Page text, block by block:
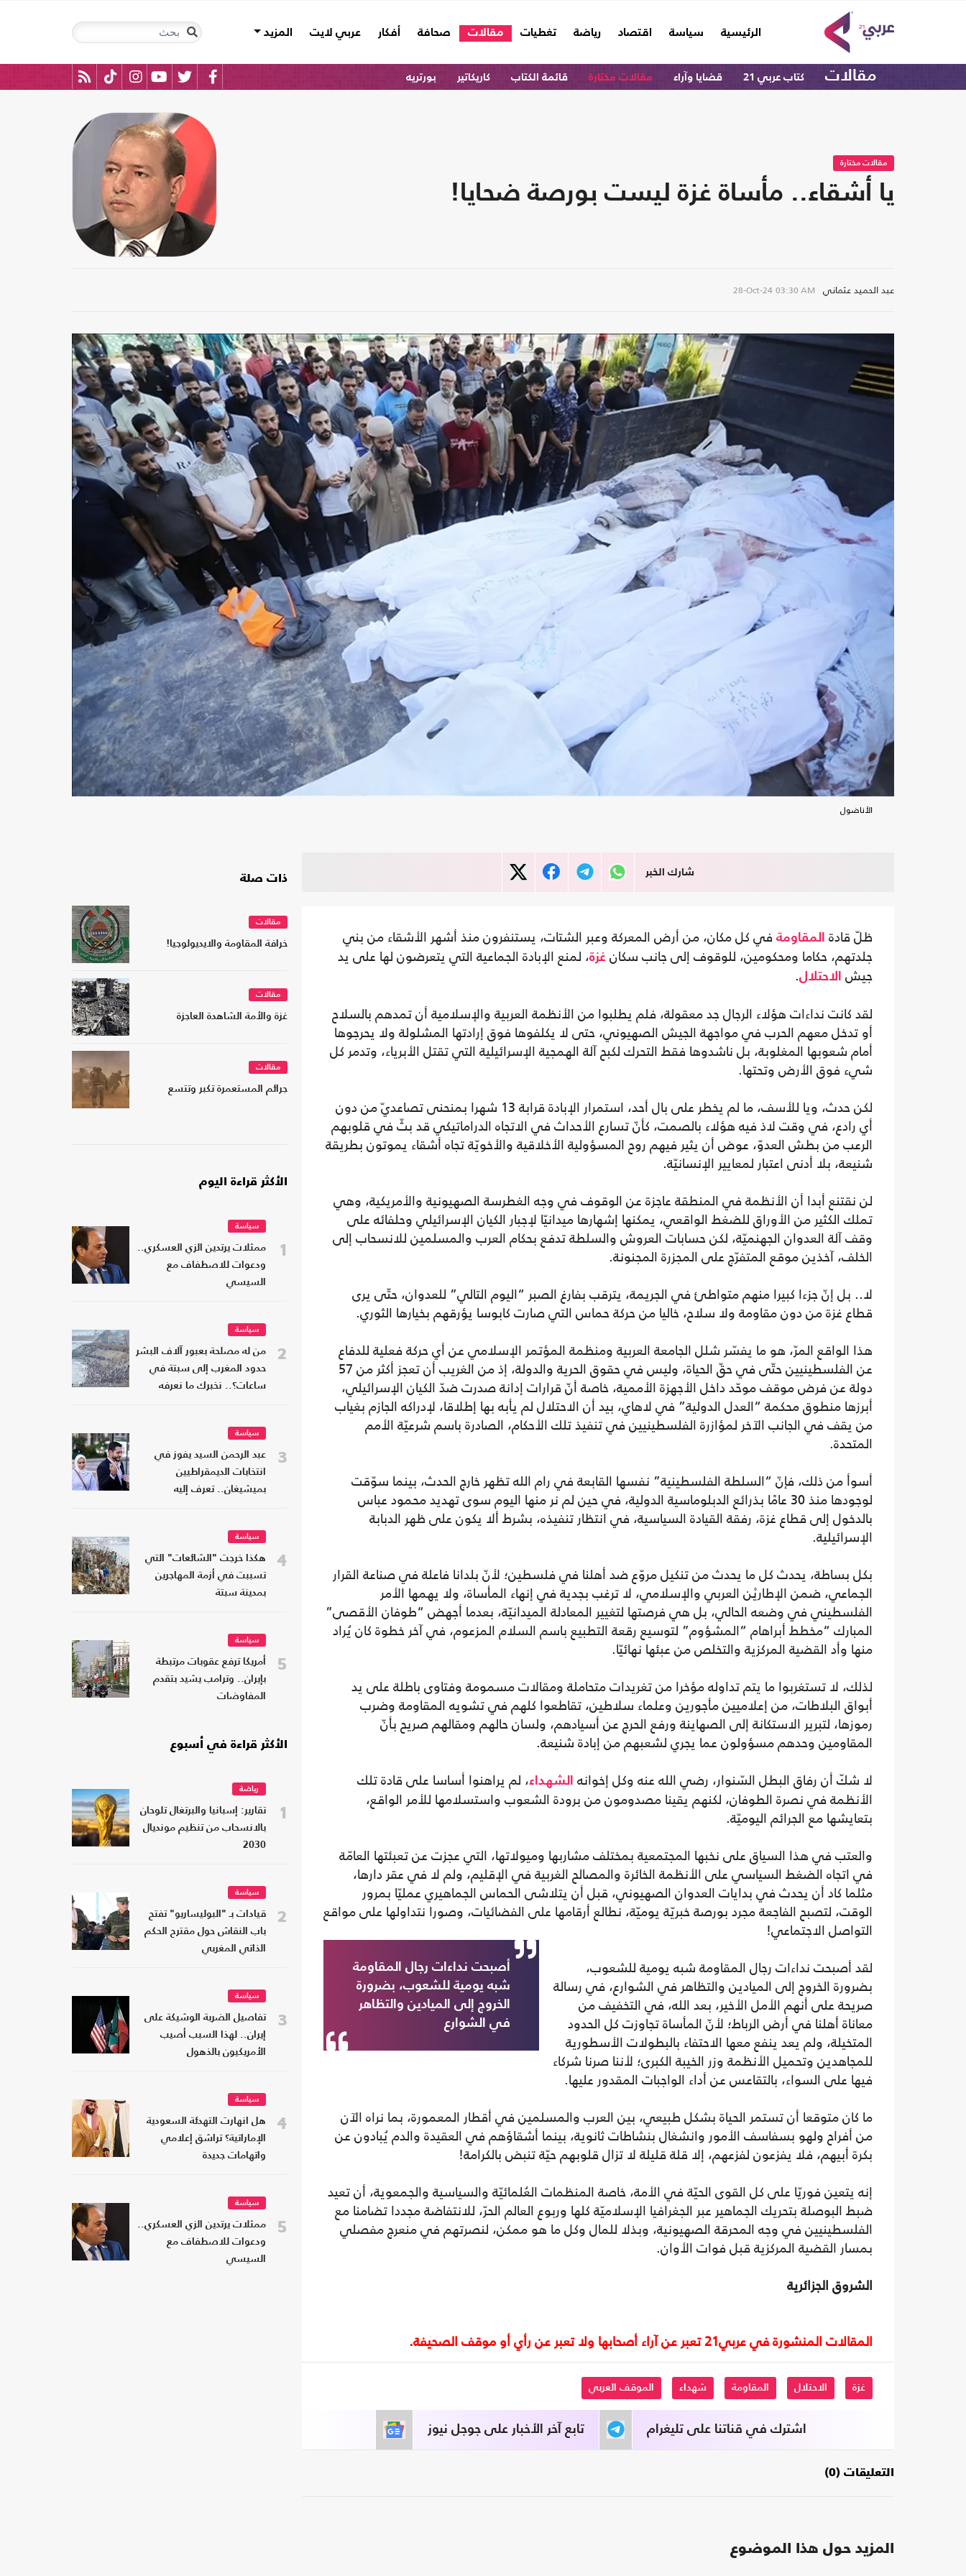
الرئيسية
(current) سياسة اقتصاد رياضة تغطيات مقالات صحافة أفكار عربي لايت المزيد
مقالات كتاب عربي 21 قضايا وآراء مقالات مختارة قائمة الكتاب كاريكاتير بورتريه
مقالات مختارة
يا أشقاء.. مأساة غزة ليست بورصة ضحايا!
عبد الحميد عثماني 28-Oct-24 03:30 AM
الأناضول
شارك الخبر
ظلّ قادة المقاومة في كل مكان، من أرض المعركة وعبر الشتات، يستنفرون منذ أشهر الأشقاء من بني
جلدتهم، حكاما ومحكومين، للوقوف إلى جانب سكان غزة، لمنع الإبادة الجماعية التي يتعرضون لها على يد
جيش
الاحتلال.
لقد كانت نداءات هؤلاء الرجال جد معقولة، فلم يطلبوا من الأنظمة العربية والإسلامية أن تمدهم بالسلاح
أو تدخل معهم الحرب في مواجهة الجيش الصهيوني، حتى لا يكلفوها فوق إرادتها المشلولة ولا يحرجوها
أمام شعوبها المغلوبة، بل ناشدوها فقط التحرك لكبح آلة الهمجية الإسرائيلية التي تقتل الأبرياء، وتدمر كل
شيء فوق الأرض وتحتها.
لكن حدث، ويا للأسف، ما لم يخطر على بال أحد، استمرار الإبادة قرابة 13 شهرا بمنحنى تصاعديّ من دون
أي رادع، في وقت لاذ فيه هؤلاء بالصمت، كأنّ تسارع الأحداث في الاتجاه الدراماتيكي قد بثّ في قلوبهم
الرعب من بطش العدوّ، عوض أن يثير فيهم روح المسؤولية الأخلاقية والأخويّة تجاه أشقاء يموتون بطريقة
شنيعة، بلا أدنى اعتبار لمعايير الإنسانيّة.
لن نقتنع أبدا أن الأنظمة في المنطقة عاجزة عن الوقوف في وجه الغطرسة الصهيونية والأمريكية، وهي
تملك الكثير من الأوراق للضغط الواقعي، يمكنها إشهارها ميدانيّا لإجبار الكيان الإسرائيلي وحلفائه على
وقف آلة العدوان الجهنميّة، لكن حسابات العروش والسلطة تدفع بحكام العرب والمسلمين للانسحاب إلى
الخلف، آخذين موقع المتفرّج على المجزرة المجنونة.
لا.. بل إنّ جزءا كبيرا منهم متواطئ في الجريمة، يترقب بفارغ الصبر “اليوم التالي” للعدوان، حتّى يرى
قطاع غزة من دون مقاومة ولا سلاح، خاليا من حركة حماس التي صارت كابوسا يؤرقهم بخيارها الثوري.
هذا الواقع المرّ، هو ما يفسّر شلل الجامعة العربية ومنظمة المؤتمر الإسلامي عن أي حركة فعلية للدفاع
عن الفلسطينيين حتّى في حقّ الحياة، وليس في حقوق الحرية والدولة، إذ من الغريب أن تعجز أكثر من 57
دولة عن فرض موقف موحّد داخل الأجهزة الأممية، خاصة أنّ قرارات إدانة صدرت ضدّ الكيان الإسرائيلي،
أبرزها منطوق محكمة “العدل الدولية” في لاهاي، بيد أن الاحتلال لم يأبه بها إطلاقا، لإدراكه الجازم بغياب
من يقف في الجانب الآخر لمؤازرة الفلسطينيين في تنفيذ تلك الأحكام، الصادرة باسم شرعيّة الأمم
المتحدة.
أسوأ من ذلك، فإنّ “السلطة الفلسطينية” نفسها القابعة في رام الله تظهر خارج الحدث، بينما سوّقت
لوجودها منذ 30 عامًا بذرائع الدبلوماسية الدولية، في حين لم نر منها اليوم سوى تهديد محمود عباس
بالدخول إلى قطاع غزة، رفقة القيادة السياسية، في انتظار تنفيذه، بشرط ألا يكون على ظهر الدبابة
الإسرائيلية.
بكل بساطة، يحدث كل ما يحدث من تنكيل مروّع ضد أهلنا في فلسطين؛ لأنّ بلدانا فاعلة في صناعة القرار
الجماعي، ضمن الإطاريْن العربي والإسلامي، لا ترغب بجدية في إنهاء المأساة، ولا يهمها الأمر
الفلسطيني في وضعه الحالي، بل هي فرصتها لتغيير المعادلة الميدانيّة، بعدما أجهض “طوفان الأقصى”
المبارك “مخطط أبراهام “المشؤوم” لتوسيع رقعة التطبيع باسم السلام المزعوم، في آخر خطوة كان يُراد
منها وأد القضية المركزية والتخلص من عبئها نهائيّا.
لذلك، لا تستغربوا ما يتم تداوله مؤخرا من تغريدات متحاملة ومقالات مسمومة وفتاوى باطلة على يد
أبواق البلاطات، من إعلاميين مأجورين وعلماء سلاطين، تقاطعوا كلهم في تشويه المقاومة وضرب
رموزها، لتبرير الاستكانة إلى الصهاينة ورفع الحرج عن أسيادهم، ولسان حالهم ومقالهم صريح بأنّ
المقاومين وحدهم مسؤولون عما يجري لشعبهم من إبادة شنيعة.
لا شكّ أن رفاق البطل السّنوار، رضي الله عنه وكل إخوانه
الشهداء، لم يراهنوا أساسا على قادة تلك
الأنظمة في نصرة الطوفان، لكنهم يقينا مصدومون من برودة الشعوب واستسلامها للأمر الواقع،
بتعايشها مع الجرائم اليوميّة.
والعتب في هذا السياق على نخبها المجتمعية بمختلف مشاربها وميولاتها، التي عجزت عن تعبئتها العامّة
في اتجاه الضغط السياسي على الأنظمة الخائرة والمصالح الغربية في الإقليم، ولم لا في عقر دارها،
مثلما كاد أن يحدث في بدايات العدوان الصهيوني، قبل أن يتلاشى الحماس الجماهيري عمليّا بمرور
الوقت، لتصبح الفاجعة مجرد بورصة خبريّة يوميّة، نطالع أرقامها على الفضائيات، وصورا نتداولها على مواقع
التواصل الاجتماعي!
أصبحت نداءات رجال المقاومة
شبه يومية للشعوب، بضرورة
الخروج إلى الميادين والتظاهر
في الشوارع
لقد أصبحت نداءات رجال المقاومة شبه يومية للشعوب،
بضرورة الخروج إلى الميادين والتظاهر في الشوارع، في رسالة
صريحة على أنهم الأمل الأخير، بعد الله، في التخفيف من
معاناة أهلنا في أرض الرباط؛ لأنّ المأساة تجاوزت كل الحدود
المتخيلة، ولم يعد ينفع معها الاحتفاء بالبطولات الأسطورية
للمجاهدين وتحميل الأنظمة وزر الخيبة الكبرى؛ لأننا صرنا شركاء
فيها على السواء، بالتقاعس عن أداء الواجبات المقدور عليها.
ما كان متوقعا أن تستمر الحياة بشكل طبيعي، بين العرب والمسلمين في أقطار المعمورة، بما نراه الآن
من أفراح ولهو بسفاسف الأمور وانشغال بنشاطات ثانوية، بينما أشقاؤهم في العقيدة والدم يُبادون عن
بكرة أبيهم، فلا يفزعون لفزعهم، إلا قلة قليلة لا تزال قلوبهم حيّة تنبض بالكرامة!
إنه يتعين فوريّا على كل القوى الحيّة في الأمة، خاصة المنظمات العُلمائيّة والسياسية والجمعوية، أن تعيد
ضبط البوصلة بتحريك الجماهير عبر الجغرافيا الإسلاميّة كلها وربوع العالم الحرّ، للانتفاضة مجددا تضامنا مع
الفلسطينيين في وجه المحرقة الصهيونية، وبذلا للمال وكل ما هو ممكن، لنصرتهم في منعرج مفصلي
بمسار القضية المركزية قبل فوات الأوان.
الشروق الجزائرية
المقالات المنشورة في عربي21 تعبر عن آراء أصحابها ولا تعبر عن رأي أو موقف الصحيفة.
غزة الاحتلال المقاومة شهداء الموقف العربي
تابع آخر الأخبار على جوجل نيوز اشترك في قناتنا على تليغرام
التعليقات (0)
المزيد حول هذا الموضوع
ذات صلة
مقالات
خرافة المقاومة والايديولوجيا!
مقالات
غزة والأمة الشاهدة العاجزة
مقالات
جرائم المستعمرة تكبر وتتسع
الأكثر قراءة اليوم
1
سياسة
ممثلات يرتدين الزي العسكري..
ودعوات للاصطفاف مع
السيسي
2
سياسة
من له مصلحة بعبور آلاف البشر
حدود المغرب إلى سبتة في
ساعات؟.. نخبرك ما نعرفه
3
سياسة
عبد الرحمن السيد يفوز في
انتخابات الديمقراطيين
بميشيغان.. تعرف إليه
4
سياسة
هكذا خرجت "الشائعات" التي
تسببت في أزمة المهاجرين
بمدينة سبتة
5
سياسة
أمريكا ترفع عقوبات مرتبطة
بإيران.. وترامب يشيد بتقدم
المفاوضات
الأكثر قراءة في أسبوع
1
رياضة
تقارير: إسبانيا والبرتغال تلوحان
بالانسحاب من تنظيم مونديال
2030
2
سياسة
قيادات بـ "البوليساريو" تفتح
باب النقاش حول مقترح الحكم
الذاتي المغربي
3
سياسة
تفاصيل الضربة الوشيكة على
إيران.. لهذا السبب أصيب
الأمريكيون بالذهول
4
سياسة
هل انهارت التهدئة السعودية
الإماراتية؟ تراشق إعلامي
واتهامات جديدة
5
سياسة
ممثلات يرتدين الزي العسكري..
ودعوات للاصطفاف مع
السيسي